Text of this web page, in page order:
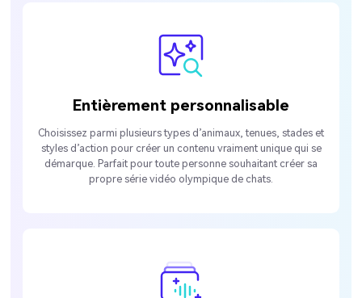
Entièrement personnalisable
Choisissez parmi plusieurs types d’animaux, tenues, stades et
styles d’action pour créer un contenu vraiment unique qui se
démarque. Parfait pour toute personne souhaitant créer sa
propre série vidéo olympique de chats.